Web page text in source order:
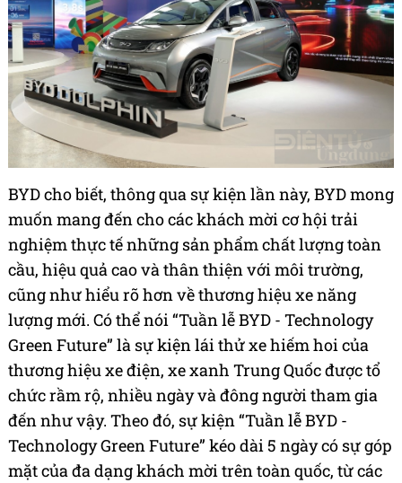
BYD cho biết, thông qua sự kiện lần này, BYD mong
muốn mang đến cho các khách mời cơ hội trải
nghiệm thực tế những sản phẩm chất lượng toàn
cầu, hiệu quả cao và thân thiện với môi trường,
cũng như hiểu rõ hơn về thương hiệu xe năng
lượng mới. Có thể nói “Tuần lễ BYD - Technology
Green Future” là sự kiện lái thử xe hiếm hoi của
thương hiệu xe điện, xe xanh Trung Quốc được tổ
chức rầm rộ, nhiều ngày và đông người tham gia
đến như vậy. Theo đó, sự kiện “Tuần lễ BYD -
Technology Green Future” kéodài 5 ngày có sự góp
mặt của đa dạng khách mời trên toàn quốc, từ các